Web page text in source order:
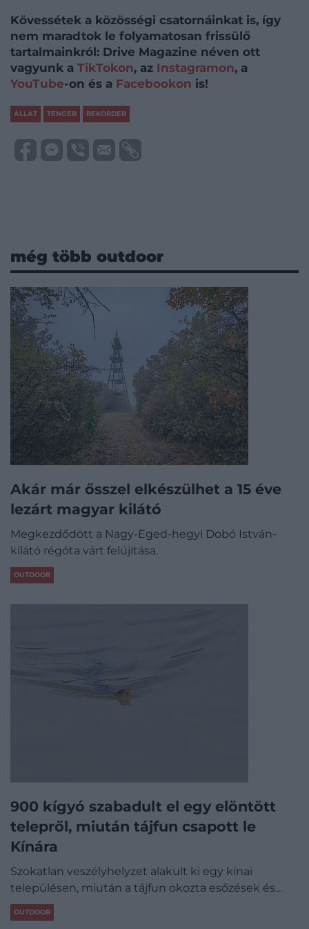
Kövessétek a közösségi csatornáinkat is, így
nem maradtok le folyamatosan frissülő
tartalmainkról: Drive Magazine néven ott
vagyunk a TikTokon, az Instagramon, a
YouTube-on és a Facebookon is!
ÁLLAT TENGER REKORDER
még több outdoor
Akár már ősszel elkészülhet a 15 éve
lezárt magyar kilátó
Megkezdődött a Nagy-Eged-hegyi Dobó István-
kilátó régóta várt felújítása.
OUTDOOR
900 kígyó szabadult el egy elöntött
telepről, miután tájfun csapott le
Kínára
Szokatlan veszélyhelyzet alakult ki egy kínai
településen, miután a tájfun okozta esőzések és…
OUTDOOR